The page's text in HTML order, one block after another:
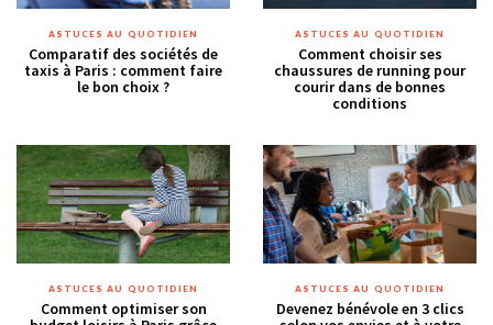
ASTUCES AU QUOTIDIEN
Comparatif des sociétés de
taxis à Paris : comment faire
le bon choix ?
ASTUCES AU QUOTIDIEN
Comment choisir ses
chaussures de running pour
courir dans de bonnes
conditions
ASTUCES AU QUOTIDIEN
Comment optimiser son
ASTUCES AU QUOTIDIEN
Devenez bénévole en 3 clics